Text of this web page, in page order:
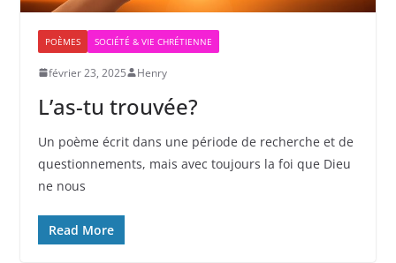
POÈMES SOCIÉTÉ & VIE CHRÉTIENNE
février 23, 2025 Henry
L’as-tu trouvée?
Un poème écrit dans une période de recherche et de
questionnements, mais avec toujours la foi que Dieu
ne nous
Read More